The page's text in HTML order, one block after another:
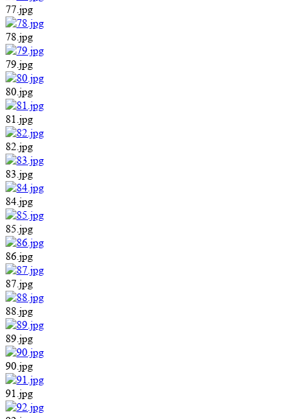
77.jpg
78.jpg
79.jpg
80.jpg
81.jpg
82.jpg
83.jpg
84.jpg
85.jpg
86.jpg
87.jpg
88.jpg
89.jpg
90.jpg
91.jpg